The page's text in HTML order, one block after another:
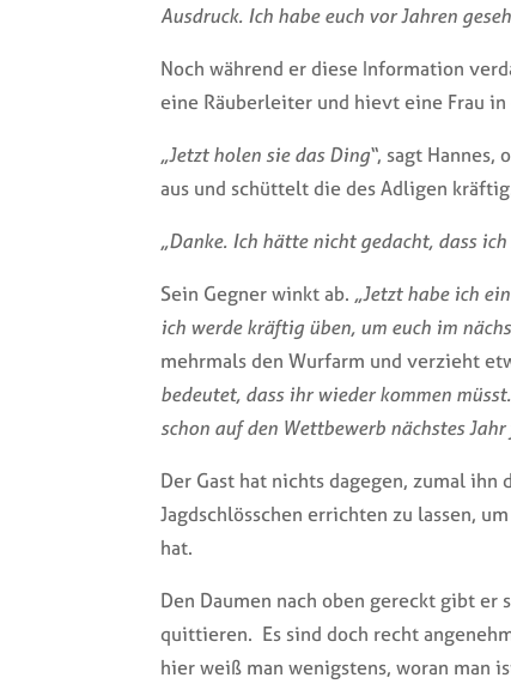
Ausdruck. Ich habe euch vor Jahren
Noch während er diese Information
eine Räuberleiter und hievt eine Frau
„Jetzt holen sie das Ding“, sagt Hannes,
aus und schüttelt die des Adligen
„Danke. Ich hätte nicht gedacht, dass
Sein Gegner winkt ab. „Jetzt habe ich
ich werde kräftig üben, um euch im
mehrmals den Wurfarm und verzieht
bedeutet, dass ihr wieder kommen
schon auf den Wettbewerb nächstes Jahr
Der Gast hat nichts dagegen, zumal
Jagdschlösschen errichten zu lassen,
hat.
Den Daumen nach oben gereckt gibt
quittieren. Es sind doch recht
hier weiß man wenigstens, woran man